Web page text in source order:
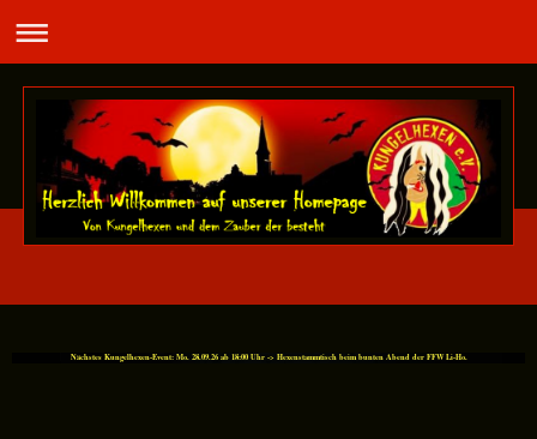
Nächstes Kungelhexen-Event: Mo. 28.09.26 ab 18:00 Uhr -> Hexenstammtisch beim bunten Abend der FFW Li-Ho.